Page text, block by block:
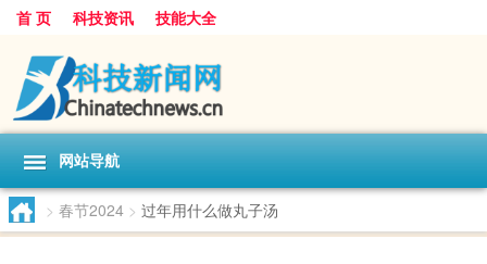
首 页 科技资讯 技能大全
网站导航
> 春节2024 > 过年用什么做丸子汤